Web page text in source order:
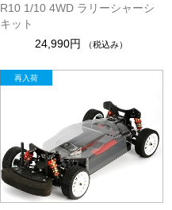
R10 1/10 4WD ラリーシャーシ
キット
24,990円
（税込み）